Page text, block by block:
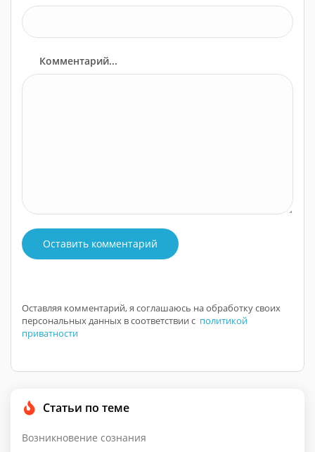
Комментарий...
Оставить комментарий
Оставляя комментарий, я соглашаюсь на обработку своих
персональных данных в соответствии с политикой
приватности
Статьи по теме
Возникновение сознания